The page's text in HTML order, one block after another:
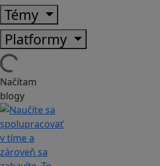
Témy
Platformy
Načítam
blogy